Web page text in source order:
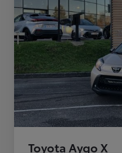
Toyota Aygo X